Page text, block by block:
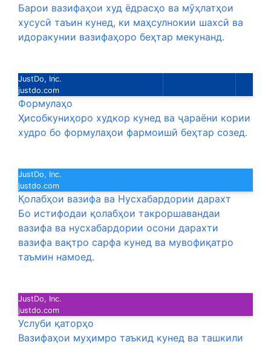
Барои вазифаҳои худ ёдрасҳо ва мӯҳлатҳои
хусусӣ таъин кунед, ки маҳсулнокии шахсӣ ва
идоракунии вазифаҳоро беҳтар мекунанд.
JustDo, Inc.
justdo.com
Формулаҳо
Ҳисобкуниҳоро худкор кунед ва ҷараёни кории
худро бо формулаҳои фармоишӣ беҳтар созед.
JustDo, Inc.
justdo.com
Қолабҳои вазифа ва Нусхабардории дарахт
Бо истифодаи қолабҳои такроршавандаи
вазифа ва нусхабардории осони дарахти
вазифа вақтро сарфа кунед ва мувофиқатро
таъмин намоед.
JustDo, Inc.
justdo.com
Услуби қаторҳо
Вазифаҳои муҳимро таъкид кунед ва ташкили